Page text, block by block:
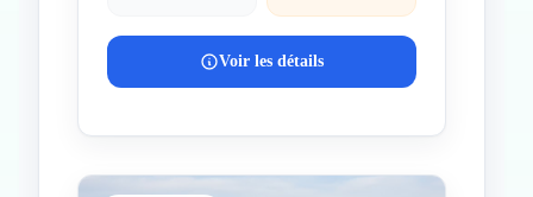
Voir les détails